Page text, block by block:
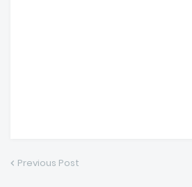
Previous Post